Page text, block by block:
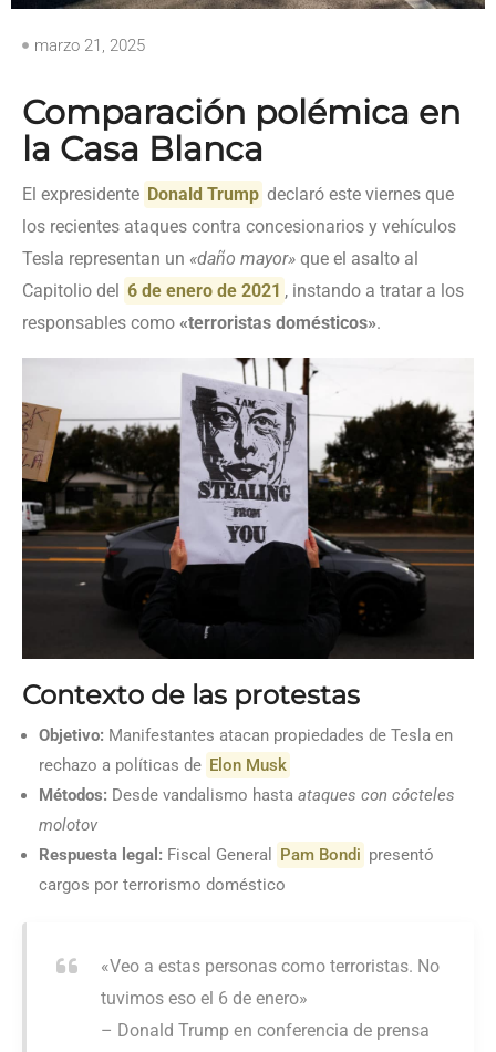
marzo 21, 2025
Comparación polémica en
la Casa Blanca
El expresidente Donald Trump declaró este viernes que
los recientes ataques contra concesionarios y vehículos
Tesla representan un «daño mayor» que el asalto al
Capitolio del 6 de enero de 2021 , instando a tratar a los
responsables como «terroristas domésticos».
Contexto de las protestas
Objetivo: Manifestantes atacan propiedades de Tesla en
rechazo a políticas de Elon Musk
Métodos: Desde vandalismo hasta ataques con cócteles
molotov
Respuesta legal: Fiscal General Pam Bondi presentó
cargos por terrorismo doméstico
«Veo a estas personas como terroristas. No
tuvimos eso el 6 de enero»
– Donald Trump en conferencia de prensa